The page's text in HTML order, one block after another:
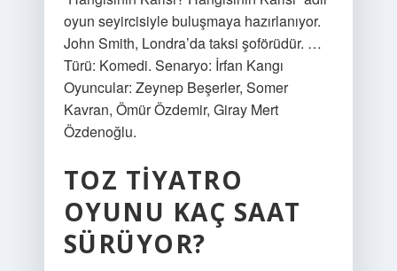
oyun seyircisiyle buluşmaya hazırlanıyor.
John Smith, Londra’da taksi şoförüdür. …
Türü: Komedi. Senaryo: İrfan Kangı
Oyuncular: Zeynep Beşerler, Somer
Kavran, Ömür Özdemir, Giray Mert
Özdenoğlu.
TOZ TIYATRO
OYUNU KAÇ SAAT
SÜRÜYOR?